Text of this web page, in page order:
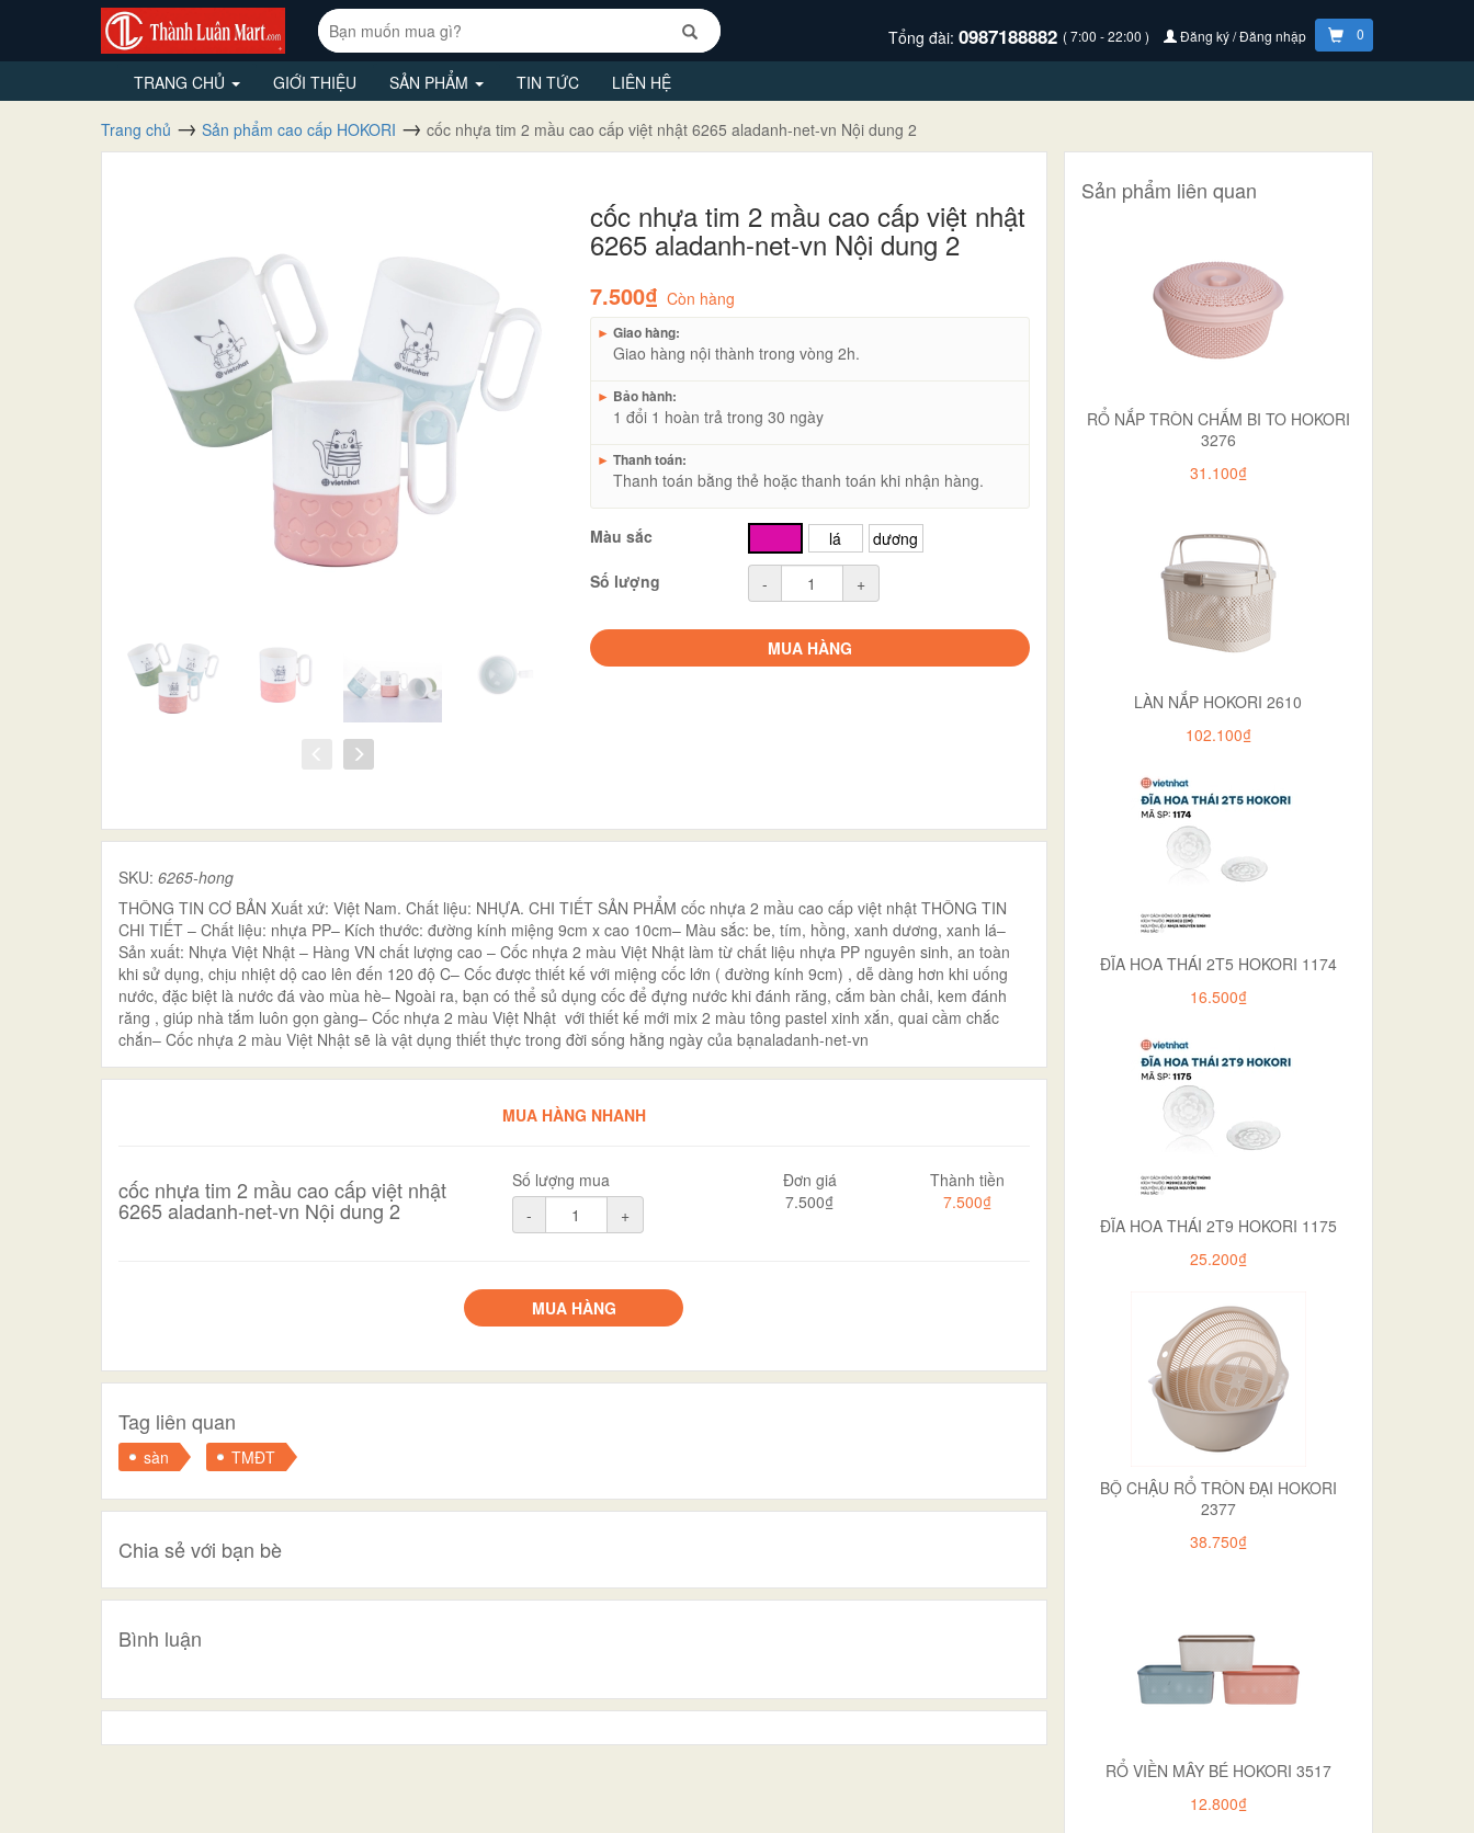
Tổng đài: 0987188882 ( 7:00 - 22:00 ) Đăng ký / Đăng nhập 0
TRANG CHỦ GIỚI THIỆU SẢN PHẨM TIN TỨC LIÊN HỆ
Trang chủ Sản phẩm cao cấp HOKORI cốc nhựa tim 2 mầu cao cấp việt nhật 6265 aladanh-net-vn Nội dung 2
cốc nhựa tim 2 mầu cao cấp việt nhật
6265 aladanh-net-vn Nội dung 2
7.500₫ Còn hàng
► Giao hàng:
Giao hàng nội thành trong vòng 2h.
► Bảo hành:
1 đổi 1 hoàn trả trong 30 ngày
► Thanh toán:
Thanh toán bằng thẻ hoặc thanh toán khi nhận hàng.
Màu sắc lá
dương
Số lượng
- +
MUA HÀNG
SKU: 6265-hong
THÔNG TIN CƠ BẢN Xuất xứ: Việt Nam. Chất liệu: NHỰA. CHI TIẾT SẢN PHẨM cốc nhựa 2 mầu cao cấp việt nhật THÔNG TIN
CHI TIẾT – Chất liệu: nhựa PP– Kích thước: đường kính miệng 9cm x cao 10cm– Màu sắc: be, tím, hồng, xanh dương, xanh lá–
Sản xuất: Nhựa Việt Nhật – Hàng VN chất lượng cao – Cốc nhựa 2 màu Việt Nhật làm từ chất liệu nhựa PP nguyên sinh, an toàn
khi sử dụng, chịu nhiệt dộ cao lên đến 120 độ C– Cốc được thiết kế với miệng cốc lớn ( đường kính 9cm) , dễ dàng hơn khi uống
nước, đặc biệt là nước đá vào mùa hè– Ngoài ra, bạn có thể sủ dụng cốc để đựng nước khi đánh răng, cắm bàn chải, kem đánh
răng , giúp nhà tắm luôn gọn gàng– Cốc nhựa 2 màu Việt Nhật với thiết kế mới mix 2 màu tông pastel xinh xắn, quai cầm chắc
chắn– Cốc nhựa 2 màu Việt Nhật sẽ là vật dụng thiết thực trong đời sống hằng ngày của bạnaladanh-net-vn
MUA HÀNG NHANH
cốc nhựa tim 2 mầu cao cấp việt nhật
6265 aladanh-net-vn Nội dung 2
Số lượng mua
-
+
Đơn giá
7.500₫
Thành tiền
7.500₫
MUA HÀNG
Tag liên quan
sàn TMĐT
Chia sẻ với bạn bè
Bình luận
Sản phẩm liên quan
RỔ NẮP TRÒN CHẤM BI TO HOKORI
3276
31.100₫
LÀN NẮP HOKORI 2610
102.100₫
ĐĨA HOA THÁI 2T5 HOKORI 1174
16.500₫
ĐĨA HOA THÁI 2T9 HOKORI 1175
25.200₫
BỘ CHẬU RỔ TRÒN ĐẠI HOKORI
2377
38.750₫
RỔ VIỀN MÂY BÉ HOKORI 3517
12.800₫